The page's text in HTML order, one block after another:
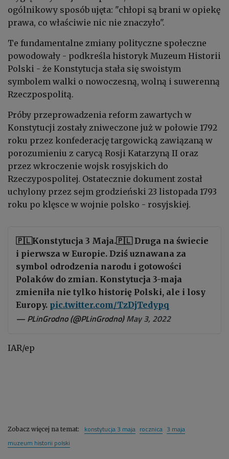
ogólnikowy sposób ujęta: "chłopi są brani w opiekę
prawa, co właściwie nic nie znaczyło".
Te fundamentalne zmiany polityczne społeczne
powodowały - podkreśla historyk Muzeum Historii
Polski - że Konstytucja stała się swoistym
symbolem walki o nowoczesną, wolną i suwerenną
Rzeczpospolitą.
Próby przeprowadzenia reform zawartych w
Konstytucji zostały zniweczone już w połowie 1792
roku przez konfederację targowicką zawiązaną w
porozumieniu z carycą Rosji Katarzyną II oraz
przez wkroczenie wojsk rosyjskich do
Rzeczypospolitej. Ostatecznie dokument został
uchylony przez sejm grodzieński 23 listopada 1793
roku po klęsce w wojnie polsko - rosyjskiej.
🇵🇱Konstytucja 3 Maja.🇵🇱 Druga na świecie
i pierwsza w Europie. Dziś uznawana za
symbol odrodzenia narodu i gotowości
Polaków do zmian. Konstytucja 3-maja
zmieniła nie tylko historię Polski, ale i losy
Europy. pic.twitter.com/TzDjTedypq
— PLinGrodno (@PLinGrodno)May 3, 2022
IAR/ep
Zobacz więcej na temat: konstytucja 3 maja rocznica 3 maja
muzeum historii polski